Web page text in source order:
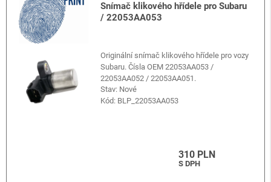
Snímač klikového hřídele pro Subaru
/ 22053AA053
Originální snímač klikového hřídele pro vozy
Subaru. Čísla OEM 22053AA053 /
22053AA052 / 22053AA051.
Stav: Nové
Kód: BLP_22053AA053
310 PLN
S DPH